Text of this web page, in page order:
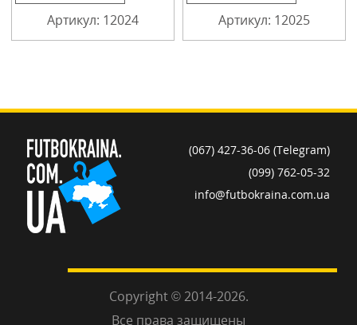
Артикул: 12024 Артикул: 12025
(067) 427-36-06 (Telegram)
(099) 762-05-32
info@futbokraina.com.ua
Copyright © 2014-2026.
Все права защищены